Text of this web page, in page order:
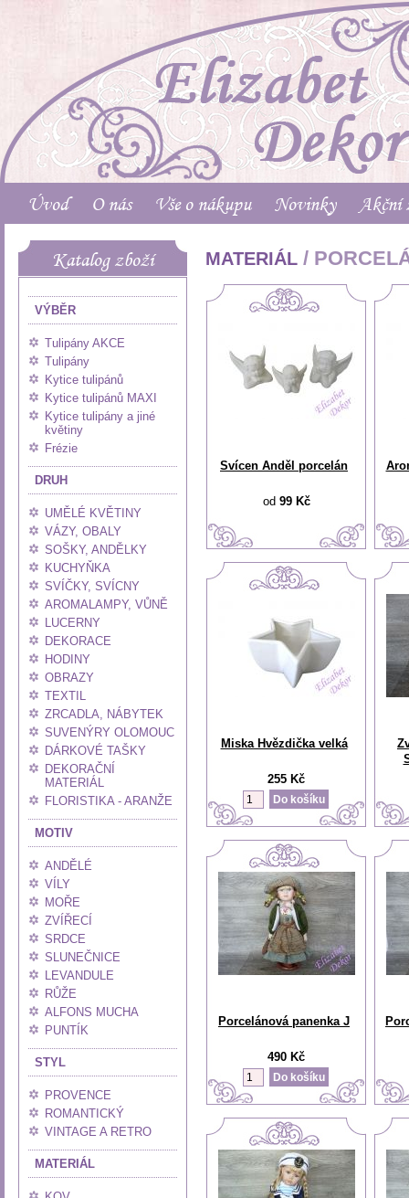
Úvod O nás Vše o nákupu Novinky Akční
Katalog zboží
VÝBĚR
Tulipány AKCE
Tulipány
Kytice tulipánů
Kytice tulipánů MAXI
Kytice tulipány a jiné
květiny
Frézie
DRUH
UMĚLÉ KVĚTINY
VÁZY, OBALY
SOŠKY, ANDĚLKY
KUCHYŇKA
SVÍČKY, SVÍCNY
AROMALAMPY, VŮNĚ
LUCERNY
DEKORACE
HODINY
OBRAZY
TEXTIL
ZRCADLA, NÁBYTEK
SUVENÝRY OLOMOUC
DÁRKOVÉ TAŠKY
DEKORAČNÍ
MATERIÁL
FLORISTIKA - ARANŽE
MOTIV
ANDĚLÉ
VÍLY
MOŘE
ZVÍŘECÍ
SRDCE
SLUNEČNICE
LEVANDULE
RŮŽE
ALFONS MUCHA
PUNTÍK
STYL
PROVENCE
ROMANTICKÝ
VINTAGE A RETRO
MATERIÁL
MATERIÁL /
Svícen Anděl porcelán
od 99 Kč
Miska Hvězdička velká
255 Kč
Porcelánová panenka J
490 Kč